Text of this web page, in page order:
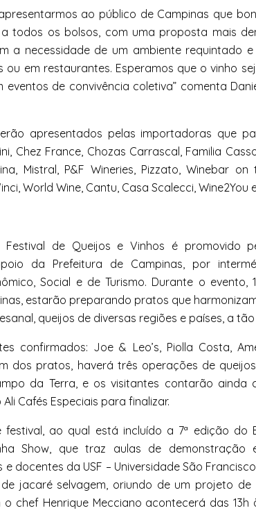
ao público de Campinas que
a todos os bolsos, com uma proposta mais
a necessidade de um ambiente requintado
ou em restaurantes. Esperamos que ovinho
eventos de convivência coletiva” comenta
apresentados pelas importadoras que
Chez France, Chozas Carrascal, Familia
Mistral, P&F Wineries, Pizzato, Winebar on
World Wine, Cantu, Casa Scalecci, Wine2You
Festival de Queijos eVinhos é promovido
da Prefeitura de Campinas, por
Social e de Turismo. Durante o
estarão preparando pratos que
queijos de diversas regiões e países, a
confirmados: Joe & Leo’s, Piolla Costa,
dos pratos, haverá três operações de
da Terra, e os visitantes contarão ainda
Cafés Especiais para finalizar.
festival, ao qual está incluído a 7ª edição do
Show, que traz aulas de demonstração
docentes da USF – Universidade São
jacaré selvagem, oriundo de um projeto de
chef Henrique Mecciano acontecerá das 13h